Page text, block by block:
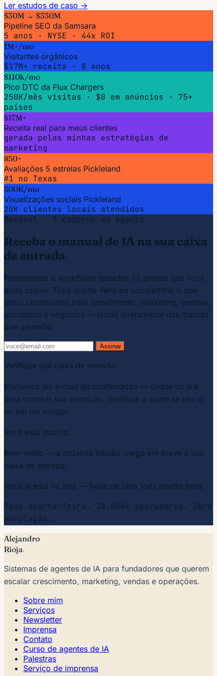
Ler estudos de caso →
$30M → $330M
Pipeline SEO da Samsara
5 anos · NYSE · 44x ROI
1M+/mo
Visitantes orgânicos
$17M+ receita · 8 anos
$110k/mo
Pico DTC da Flux Chargers
250K/mês visitas · $0 em anúncios · 75+
países
$17M+
Receita real para meus clientes
gerada pelas minhas estratégias de
marketing
850+
Avaliações 5 estrelas Pickleland
#1 no Texas
500K/mo
Visualizações sociais Pickleland
20K clientes locais atendidos
Semanal · O caderno do agente
Receba o manual de IA na sua caixa
de entrada
Ferramentas e workflows testados na prática que você
pode copiar. Toda quarta-feira eu compartilho o que
estou construindo para crescimento, marketing, vendas,
processos e negócios — tirado diretamente das marcas
que gerencio.
Assinar
Verifique sua caixa de entrada.
Enviamos um e-mail de confirmação — clique no link
para concluir sua inscrição. Verifique o spam se não o
vir em um minuto.
Você está inscrito.
Bem-vindo — a próxima edição chega em breve à sua
caixa de entrada.
Você já está na lista — fique de olho toda quarta-feira.
Toda quarta-feira. 28.400+ operadores. Zero
enrolação.
Alejandro
Rioja.
Sistemas de agentes de IA para fundadores que querem
escalar crescimento, marketing, vendas e operações.
Sobre mim
Serviços
Newsletter
Imprensa
Contato
Curso de agentes de IA
Palestras
Serviço de imprensa